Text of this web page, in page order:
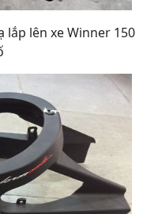
lắp lên xe Winner 150